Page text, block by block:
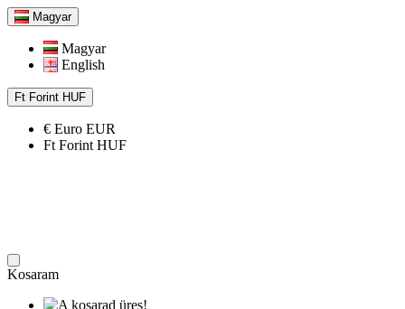
Magyar
Magyar
English
Ft Forint HUF
€ Euro EUR
Ft Forint HUF
Kosaram